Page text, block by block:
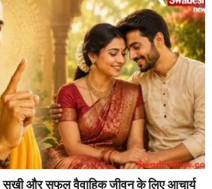
और सफल वैवाहिक जीवन के लिए आचार्य